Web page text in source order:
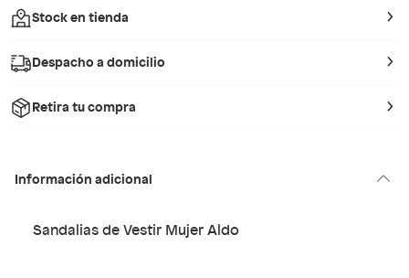
Stock en tienda
Despacho a domicilio
Retira tu compra
Información adicional
Sandalias de Vestir Mujer Aldo